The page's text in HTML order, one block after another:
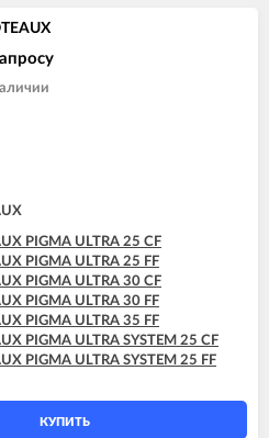
PIGMA ULTRA SYSTEM 25 CF
PIGMA ULTRA SYSTEM 25 FF
PIGMA ULTRA SYSTEM 35 FF
PIGMA ULTRA 25 CF
PIGMA ULTRA 25 FF
PIGMA ULTRA 30 CF
PIGMA ULTRA 30 FF
PIGMA ULTRA 35 FF
PIGMA ULTRA SYSTEM 25 CF
PIGMA ULTRA SYSTEM 25 FF
PIGMA ULTRA SYSTEM 30 FF
PIGMA ULTRA SYSTEM 35 FF
КУПИТЬ